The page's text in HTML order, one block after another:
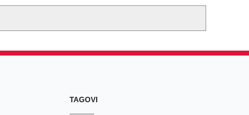
TAGOVI